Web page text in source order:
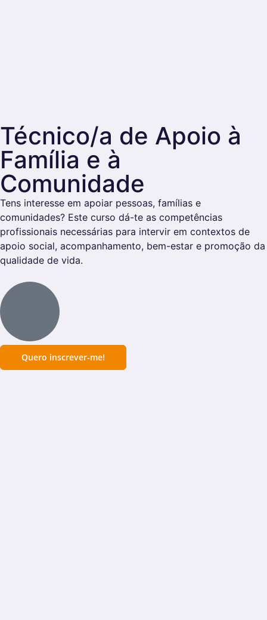
Técnico/a de Apoio à
Família e à
Comunidade
Tens interesse em apoiar pessoas, famílias e
comunidades? Este curso dá-te as competências
profissionais necessárias para intervir em contextos de
apoio social, acompanhamento, bem-estar e promoção da
qualidade de vida.
Quero inscrever-me!